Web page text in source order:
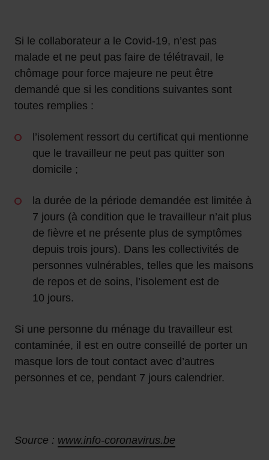
Si le collaborateur a le Covid-19, n’est pas
malade et ne peut pas faire de télétravail, le
chômage pour force majeure ne peut être
demandé que si les conditions suivantes sont
toutes remplies :
l’isolement ressort du certificat qui mentionne
que le travailleur ne peut pas quitter son
domicile ;
la durée de la période demandée est limitée à
7 jours (à condition que le travailleur n’ait plus
de fièvre et ne présente plus de symptômes
depuis trois jours). Dans les collectivités de
personnes vulnérables, telles que les maisons
de repos et de soins, l’isolement est de
10 jours.
Si une personne du ménage du travailleur est
contaminée, il est en outre conseillé de porter un
masque lors de tout contact avec d’autres
personnes et ce, pendant 7 jours calendrier.
Source : www.info-coronavirus.be